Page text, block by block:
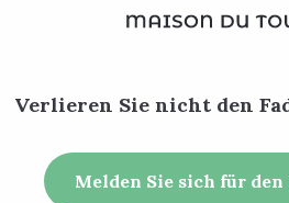
Verlieren Sie nicht den
Melden Sie sich für